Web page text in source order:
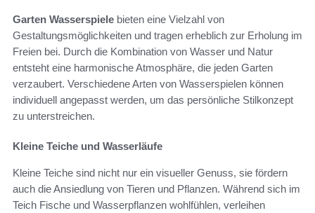
Garten Wasserspiele bieten eine Vielzahl von
Gestaltungsmöglichkeiten und tragen erheblich zur Erholung im
Freien bei. Durch die Kombination von Wasser und Natur
entsteht eine harmonische Atmosphäre, die jeden Garten
verzaubert. Verschiedene Arten von Wasserspielen können
individuell angepasst werden, um das persönliche Stilkonzept
zu unterstreichen.
Kleine Teiche und Wasserläufe
Kleine Teiche sind nicht nur ein visueller Genuss, sie fördern
auch die Ansiedlung von Tieren und Pflanzen. Während sich im
Teich Fische und Wasserpflanzen wohlfühlen, verleihen